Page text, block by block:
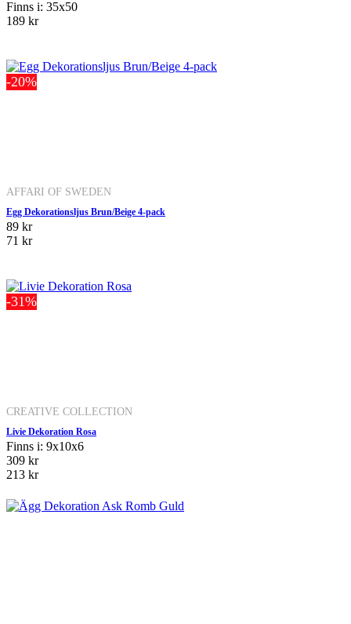
Finns i: 35x50
189 kr
-20%
AFFARI OF SWEDEN
Egg Dekorationsljus Brun/Beige 4-pack
89 kr
71 kr
-31%
CREATIVE COLLECTION
Livie Dekoration Rosa
Finns i: 9x10x6
309 kr
213 kr